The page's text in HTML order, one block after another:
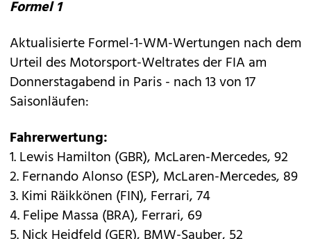
Formel 1
Aktualisierte Formel-1-WM-Wertungen nach dem
Urteil des Motorsport-Weltrates der FIA am
Donnerstagabend in Paris - nach 13 von 17
Saisonläufen:
Fahrerwertung:
1. Lewis Hamilton (GBR), McLaren-Mercedes, 92
2. Fernando Alonso (ESP), McLaren-Mercedes, 89
3. Kimi Räikkönen (FIN), Ferrari, 74
4. Felipe Massa (BRA), Ferrari, 69